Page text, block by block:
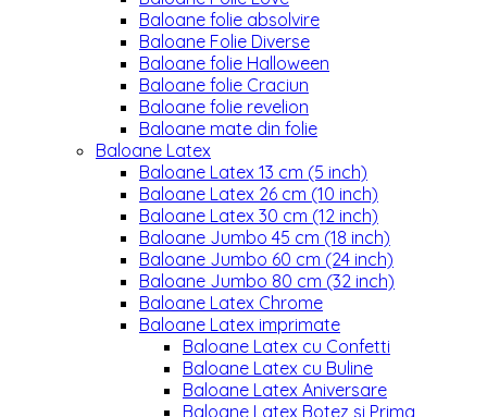
Baloane folie absolvire
Baloane Folie Diverse
Baloane folie Halloween
Baloane folie Craciun
Baloane folie revelion
Baloane mate din folie
Baloane Latex
Baloane Latex 13 cm (5 inch)
Baloane Latex 26 cm (10 inch)
Baloane Latex 30 cm (12 inch)
Baloane Jumbo 45 cm (18 inch)
Baloane Jumbo 60 cm (24 inch)
Baloane Jumbo 80 cm (32 inch)
Baloane Latex Chrome
Baloane Latex imprimate
Baloane Latex cu Confetti
Baloane Latex cu Buline
Baloane Latex Aniversare
Baloane Latex Botez si Prima